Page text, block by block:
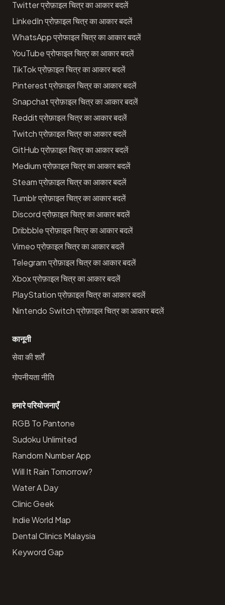
Twitter प्रोफ़ाइल चित्र का आकार बदलें
LinkedIn प्रोफ़ाइल चित्र का आकार बदलें
WhatsApp प्रोफाइल चित्र का आकार बदलें
YouTube प्रोफाइल चित्र का आकार बदलें
TikTok प्रोफ़ाइल चित्र का आकार बदलें
Pinterest प्रोफ़ाइल चित्र का आकार बदलें
Snapchat प्रोफ़ाइल चित्र का आकार बदलें
Reddit प्रोफ़ाइल चित्र का आकार बदलें
Twitch प्रोफ़ाइल चित्र का आकार बदलें
GitHub प्रोफ़ाइल चित्र का आकार बदलें
Medium प्रोफ़ाइल चित्र का आकार बदलें
Steam प्रोफ़ाइल चित्र का आकार बदलें
Tumblr प्रोफ़ाइल चित्र का आकार बदलें
Discord प्रोफ़ाइल चित्र का आकार बदलें
Dribbble प्रोफ़ाइल चित्र का आकार बदलें
Vimeo प्रोफ़ाइल चित्र का आकार बदलें
Telegram प्रोफ़ाइल चित्र का आकार बदलें
Xbox प्रोफ़ाइल चित्र का आकार बदलें
PlayStation प्रोफ़ाइल चित्र का आकार बदलें
Nintendo Switch प्रोफ़ाइल चित्र का आकार बदलें
कानूनी
सेवा की शर्तें
गोपनीयता नीति
हमारे परियोजनाएँ
RGB To Pantone
Sudoku Unlimited
Random Number App
Will It Rain Tomorrow?
Water A Day
Clinic Geek
Indie World Map
Dental Clinics Malaysia
Keyword Gap